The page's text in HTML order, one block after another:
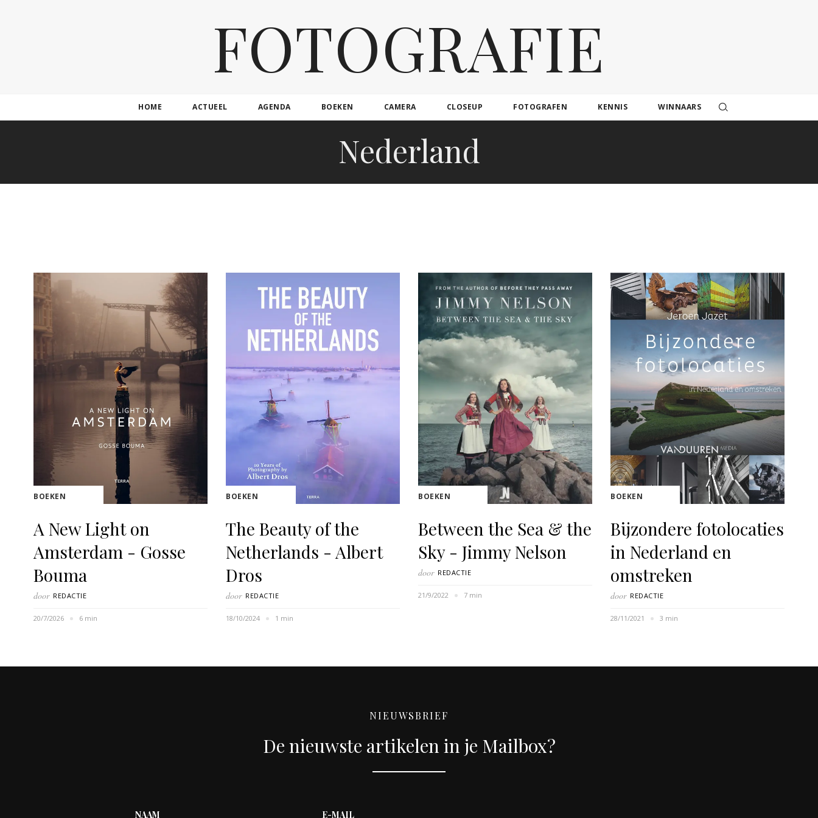
FOTOGRAFIE
HOME ACTUEEL AGENDA BOEKEN CAMERA CLOSEUP FOTOGRAFEN KENNIS WINNAARS
Nederland
BOEKEN
A New Light on
Amsterdam - Gosse
Bouma
door REDACTIE
20/7/2026 6 min
BOEKEN
The Beauty of the
Netherlands - Albert
Dros
door REDACTIE
18/10/2024 1 min
BOEKEN
Between the Sea & the
Sky - Jimmy Nelson
door REDACTIE
21/9/2022 7 min
BOEKEN
Bijzondere fotolocaties
in Nederland en
omstreken
door REDACTIE
28/11/2021 3 min
NIEUWSBRIEF
De nieuwste artikelen in je Mailbox?
NAAM E-MAIL